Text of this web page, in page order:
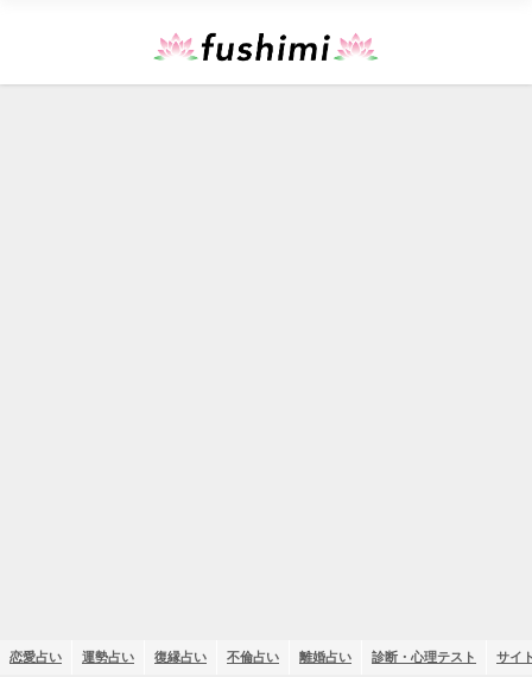
恋愛占い 運勢占い 復縁占い 不倫占い 離婚占い 診断・心理テスト サイ